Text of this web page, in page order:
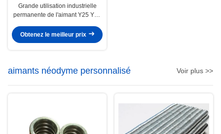
Grande utilisation industrielle
permanente de l'aimant Y25 Y30
rare
Obtenez le meilleur prix
aimants néodyme personnalisé Voir plus >>